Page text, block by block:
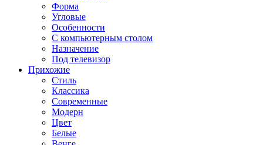
Форма
Угловые
Особенности
С компьютерным столом
Назначение
Под телевизор
Прихожие
Стиль
Классика
Современные
Модерн
Цвет
Белые